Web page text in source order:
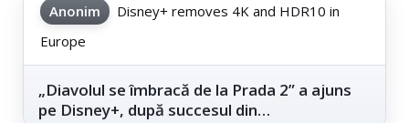
Anonim
Disney+ removes 4K and HDR10 in
Europe
„Diavolul se îmbracă de la Prada 2” a ajuns
pe Disney+, după succesul din